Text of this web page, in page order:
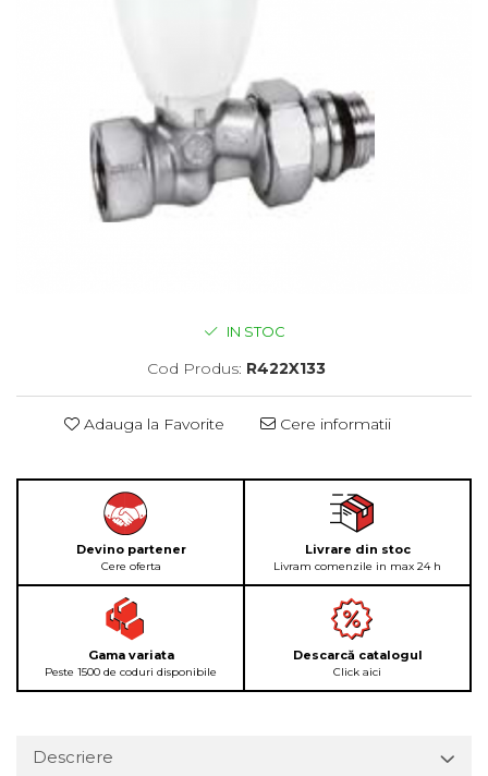
IN STOC
Cod Produs: R422X133
Adauga la Favorite Cere informatii
Devino partener
Cere oferta
Livrare din stoc
Livram comenzile in max 24 h
Gama variata
Peste 1500 de coduri disponibile
Descarcă catalogul
Click aici
Descriere